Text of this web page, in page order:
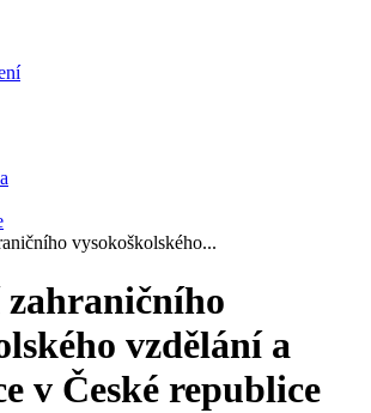
vysokoškolského...
vzdělání a
v České republice